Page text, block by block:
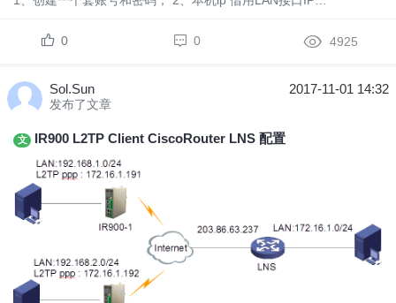
0
0 4925
Sol.Sun
发布了文章
2017-11-01 14:32
文 IR900 L2TP Client CiscoRouter LNS 配置